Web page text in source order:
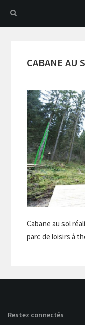
CABANE AU
Cabane au sol
parc de loisirs à
Restez connectés